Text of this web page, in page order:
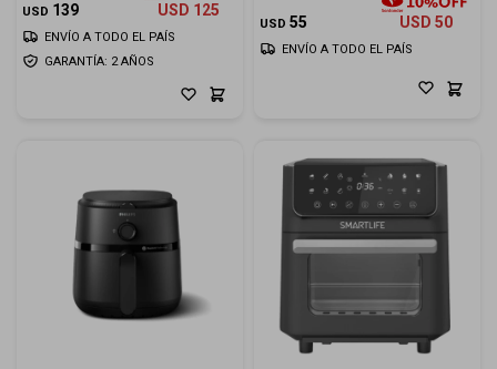
USD 139 USD 125
GARANTÍA: 2 AÑOS
ENVÍO A TODO EL PAÍS
USD 55 USD 50
ENVÍO A TODO EL PAÍS